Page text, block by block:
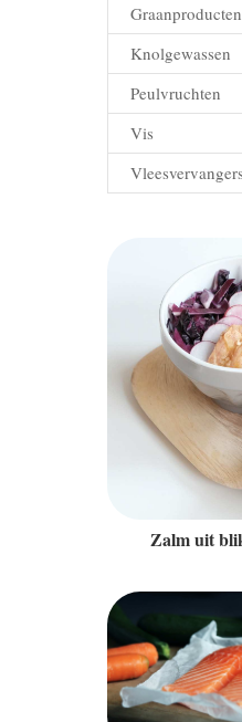
Graanproducten
Knolgewassen
Peulvruchten
Vis
Vleesvervangers
Zalm uit